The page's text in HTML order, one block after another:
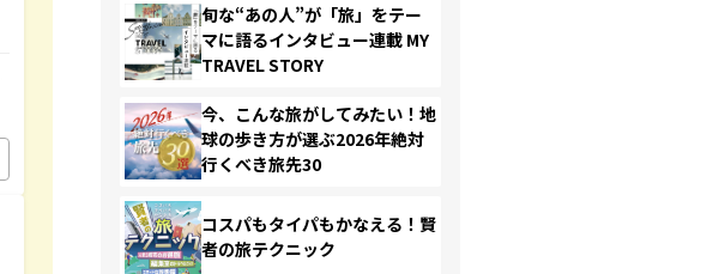
旬な“あの人”が「旅」をテー
マに語るインタビュー連載 MY
TRAVEL STORY
今、こんな旅がしてみたい！地
球の歩き方が選ぶ2026年絶対
行くべき旅先30
コスパもタイパもかなえる！賢
者の旅テクニック